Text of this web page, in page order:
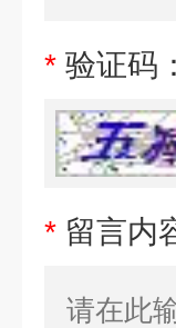
* 验证码：
* 留言内